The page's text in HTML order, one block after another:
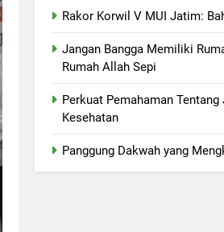
Rakor Korwil V MUI Jatim:
Jangan Bangga Memiliki
Rumah Allah Sepi
Perkuat Pemahaman Tentang
Kesehatan
Panggung Dakwah yang